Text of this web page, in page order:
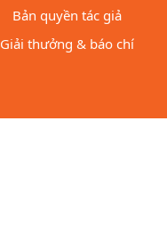
Bản quyền tác giả
Giải thưởng & báo chí